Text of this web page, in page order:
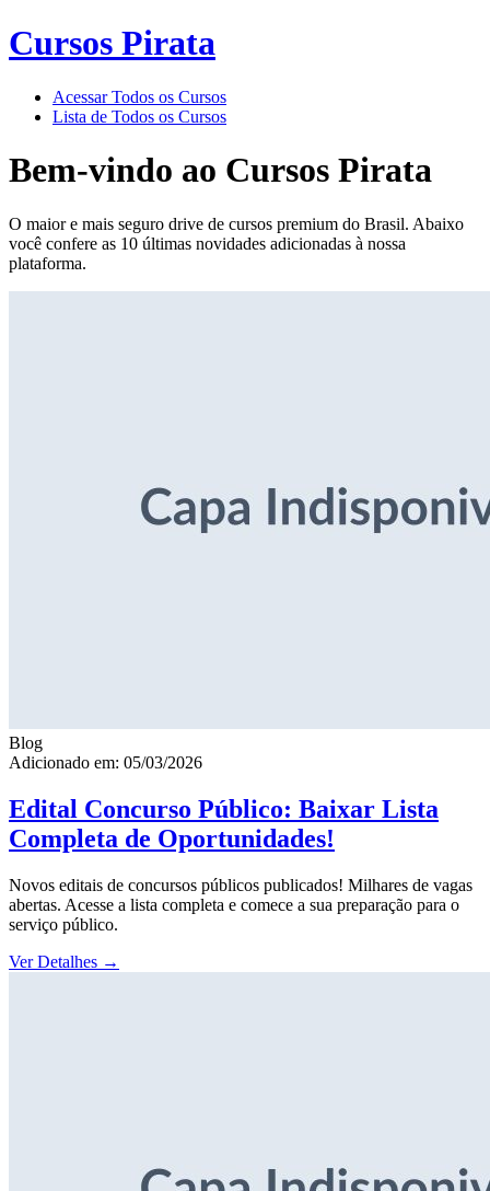
Cursos Pirata
Acessar Todos os Cursos
Lista de Todos os Cursos
Bem-vindo ao Cursos Pirata
O maior e mais seguro drive de cursos premium do Brasil. Abaixo
você confere as 10 últimas novidades adicionadas à nossa
plataforma.
Blog
Adicionado em: 05/03/2026
Edital Concurso Público: Baixar Lista
Completa de Oportunidades!
Novos editais de concursos públicos publicados! Milhares de vagas
abertas. Acesse a lista completa e comece a sua preparação para o
serviço público.
Ver Detalhes →